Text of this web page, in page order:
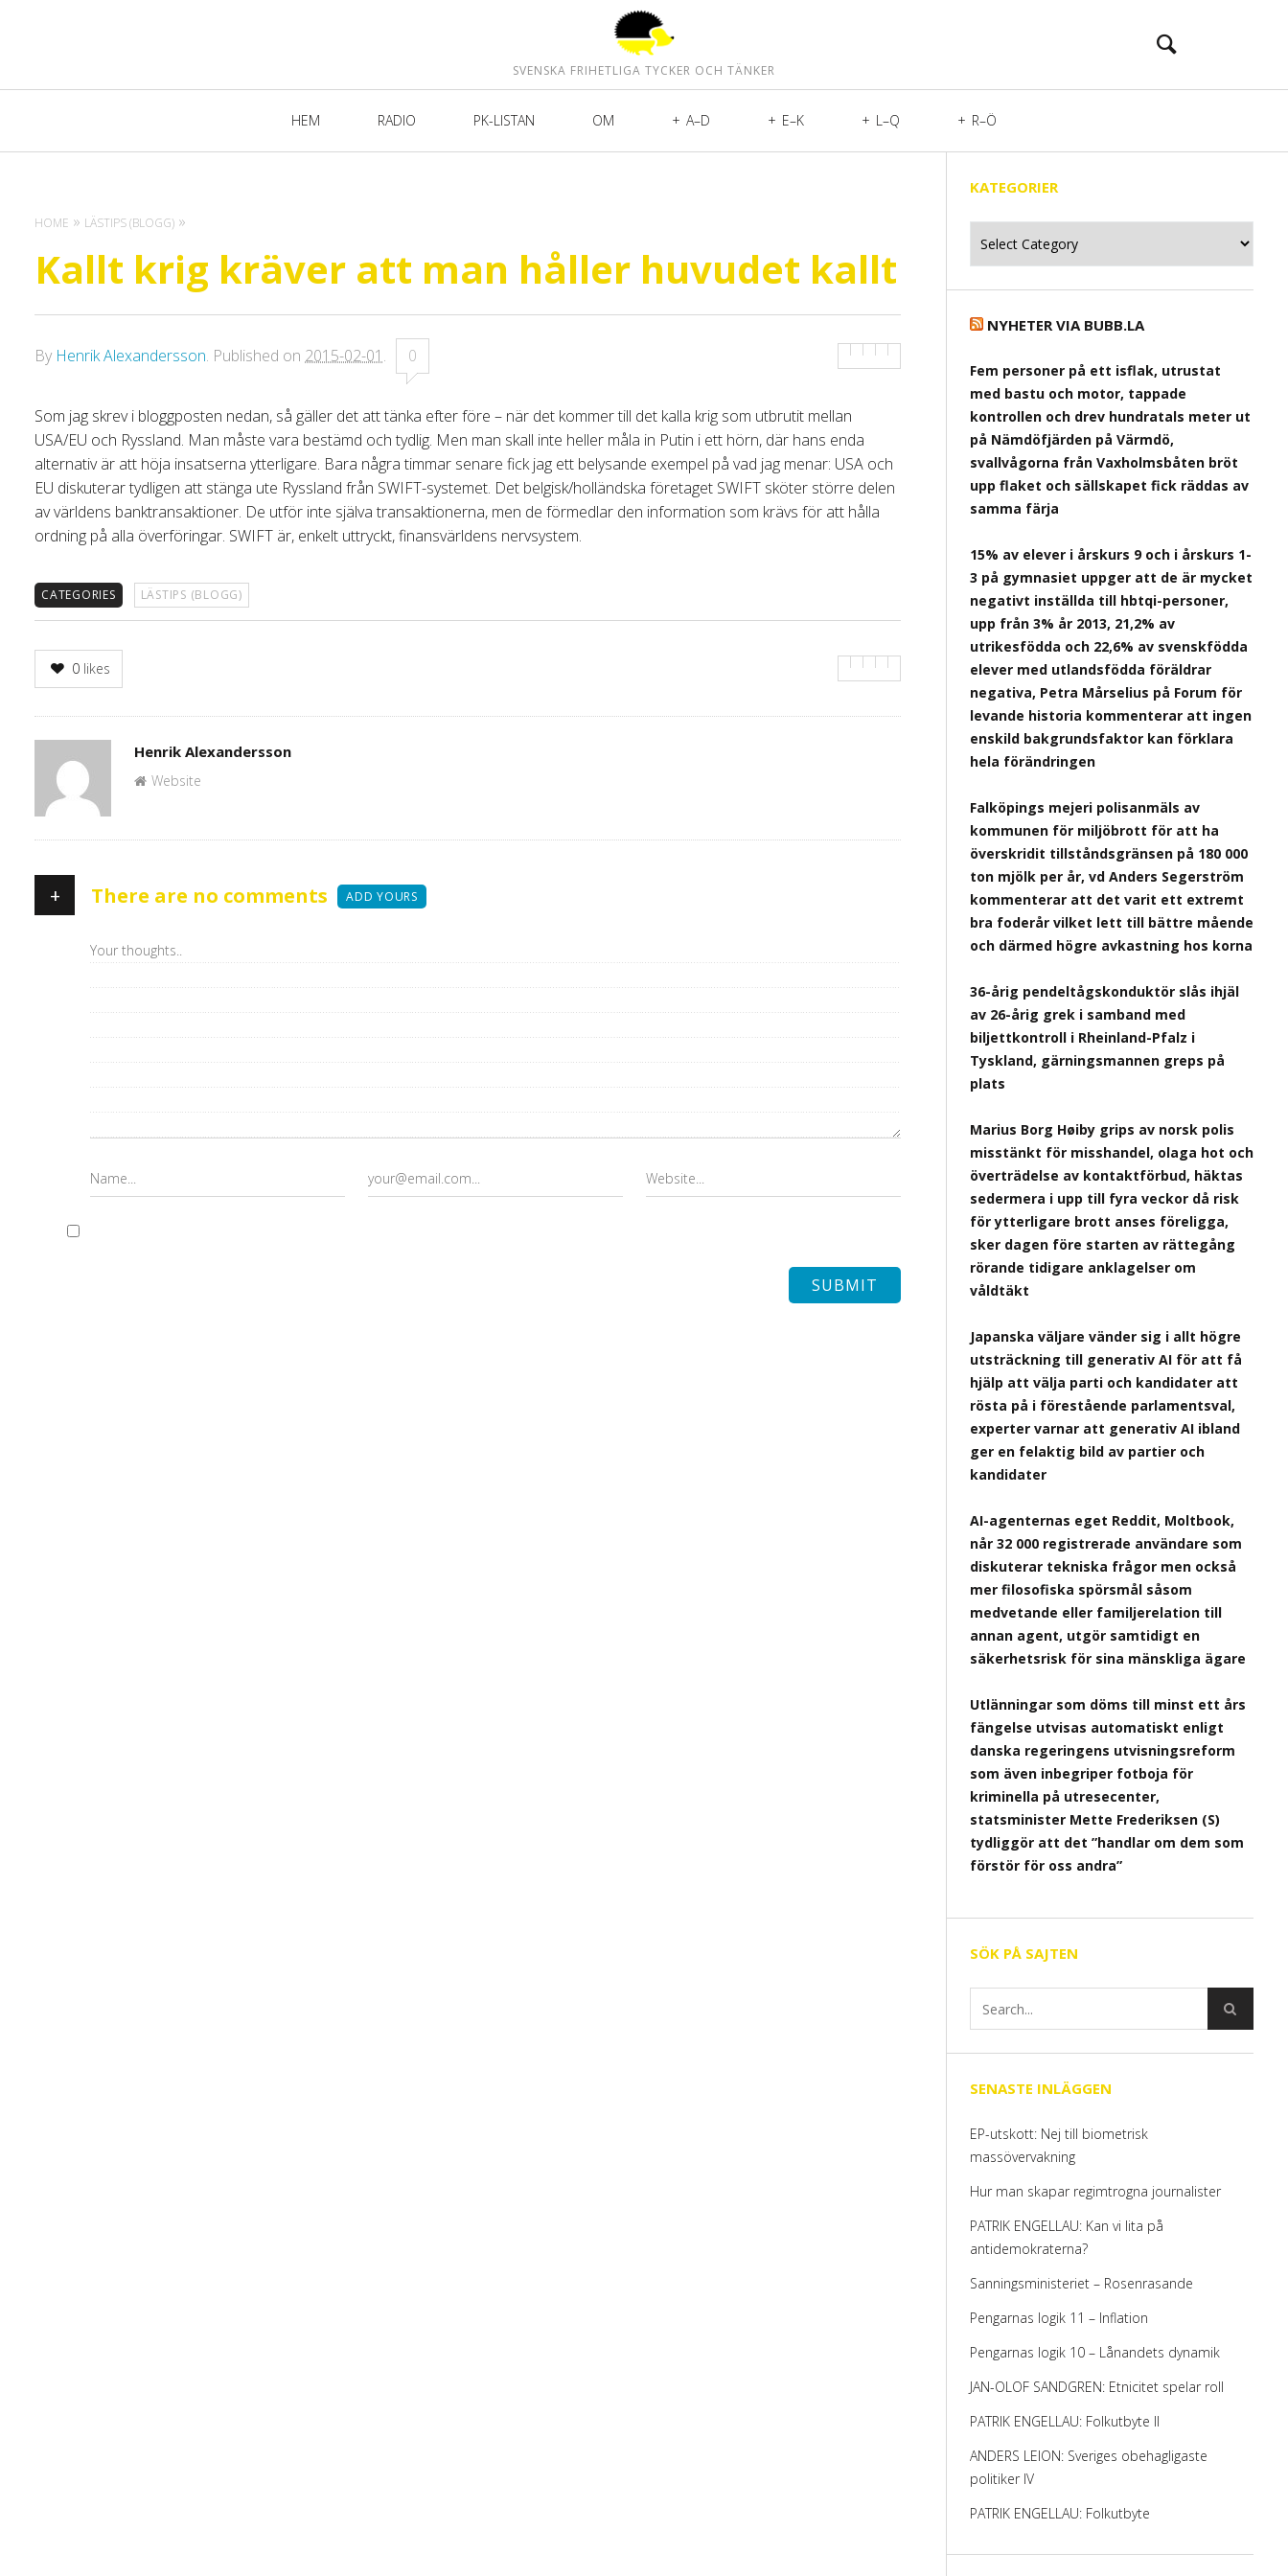
SVENSKA FRIHETLIGA TYCKER OCH TÄNKER
HEM RADIO PK-LISTAN OM A–D E–K L–Q R–Ö
HOME LÄSTIPS (BLOGG)
Kallt krig kräver att man håller huvudet kallt
By Henrik Alexandersson. Published on 2015-02-01 . 0
Som jag skrev i bloggposten nedan, så gäller det att tänka efter före – när det kommer till det kalla krig som utbrutit mellan
USA/EU och Ryssland. Man måste vara bestämd och tydlig. Men man skall inte heller måla in Putin i ett hörn, där hans enda
alternativ är att höja insatserna ytterligare. Bara några timmar senare fick jag ett belysande exempel på vad jag menar: USA och
EU diskuterar tydligen att stänga ute Ryssland från SWIFT-systemet. Det belgisk/holländska företaget SWIFT sköter större delen
av världens banktransaktioner. De utför inte själva transaktionerna, men de förmedlar den information som krävs för att hålla
ordning på alla överföringar. SWIFT är, enkelt uttryckt, finansvärldens nervsystem.
CATEGORIES LÄSTIPS (BLOGG)
0 likes
Author
Henrik Alexandersson
Website
+ There are no comments ADD YOURS
KATEGORIER
NYHETER VIA BUBB.LA
Fem personer på ett isflak, utrustat
med bastu och motor, tappade
kontrollen och drev hundratals meter ut
på Nämdöfjärden på Värmdö,
svallvågorna från Vaxholmsbåten bröt
upp flaket och sällskapet fick räddas av
samma färja
15% av elever i årskurs 9 och i årskurs 1-
3 på gymnasiet uppger att de är mycket
negativt inställda till hbtqi-personer,
upp från 3% år 2013, 21,2% av
utrikesfödda och 22,6% av svenskfödda
elever med utlandsfödda föräldrar
negativa, Petra Mårselius på Forum för
levande historia kommenterar att ingen
enskild bakgrundsfaktor kan förklara
hela förändringen
Falköpings mejeri polisanmäls av
kommunen för miljöbrott för att ha
överskridit tillståndsgränsen på 180 000
ton mjölk per år, vd Anders Segerström
kommenterar att det varit ett extremt
bra foderår vilket lett till bättre mående
och därmed högre avkastning hos korna
36-årig pendeltågskonduktör slås ihjäl
av 26-årig grek i samband med
biljettkontroll i Rheinland-Pfalz i
Tyskland, gärningsmannen greps på
plats
Marius Borg Høiby grips av norsk polis
misstänkt för misshandel, olaga hot och
överträdelse av kontaktförbud, häktas
sedermera i upp till fyra veckor då risk
för ytterligare brott anses föreligga,
sker dagen före starten av rättegång
rörande tidigare anklagelser om
våldtäkt
Japanska väljare vänder sig i allt högre
utsträckning till generativ AI för att få
hjälp att välja parti och kandidater att
rösta på i förestående parlamentsval,
experter varnar att generativ AI ibland
ger en felaktig bild av partier och
kandidater
AI-agenternas eget Reddit, Moltbook,
når 32 000 registrerade användare som
diskuterar tekniska frågor men också
mer filosofiska spörsmål såsom
medvetande eller familjerelation till
annan agent, utgör samtidigt en
säkerhetsrisk för sina mänskliga ägare
Utlänningar som döms till minst ett års
fängelse utvisas automatiskt enligt
danska regeringens utvisningsreform
som även inbegriper fotboja för
kriminella på utresecenter,
statsminister Mette Frederiksen (S)
tydliggör att det ”handlar om dem som
förstör för oss andra”
SÖK PÅ SAJTEN
SENASTE INLÄGGEN
EP-utskott: Nej till biometrisk
massövervakning
Hur man skapar regimtrogna journalister
PATRIK ENGELLAU: Kan vi lita på
antidemokraterna?
Sanningsministeriet – Rosenrasande
Pengarnas logik 11 – Inflation
Pengarnas logik 10 – Lånandets dynamik
JAN-OLOF SANDGREN: Etnicitet spelar roll
PATRIK ENGELLAU: Folkutbyte II
ANDERS LEION: Sveriges obehagligaste
politiker IV
PATRIK ENGELLAU: Folkutbyte